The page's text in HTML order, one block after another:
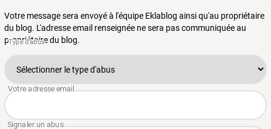
Votre message sera envoyé à l'équipe Eklablog ainsi qu'au propriétaire
du blog. L'adresse email renseignée ne sera pas communiquée au
propriétaire du blog.